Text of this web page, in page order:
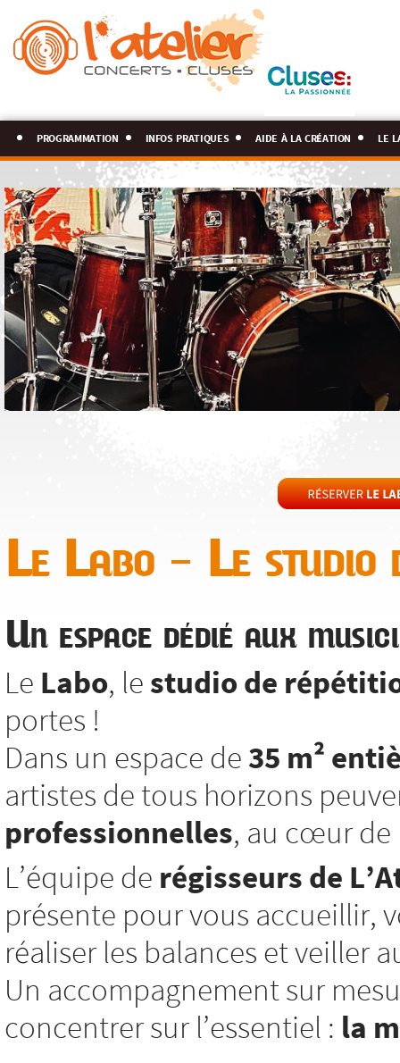
programmation infos pratiques aide à la création le
Le Labo – Le studio
Un espace dédié aux
Le Labo, le studio de
portes !
Dans un espace de 35 m²
artistes de tous horizons
professionnelles, au cœur de
L’équipe de régisseurs de
présente pour vous accueillir,
réaliser les balances et veiller
Un accompagnement sur
concentrer sur l’essentiel : la